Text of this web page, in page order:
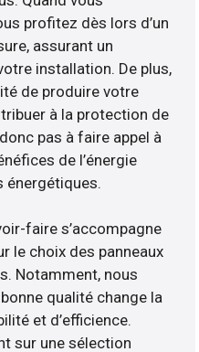
profitez dès lors d’un
assurant un
installation. De plus,
de produire votre
à la protection de
pas à faire appel à
de l’énergie
énergétiques.
faire s’accompagne
le choix des panneaux
Notamment, nous
qualité change la
et d’efficience.
sur une sélection